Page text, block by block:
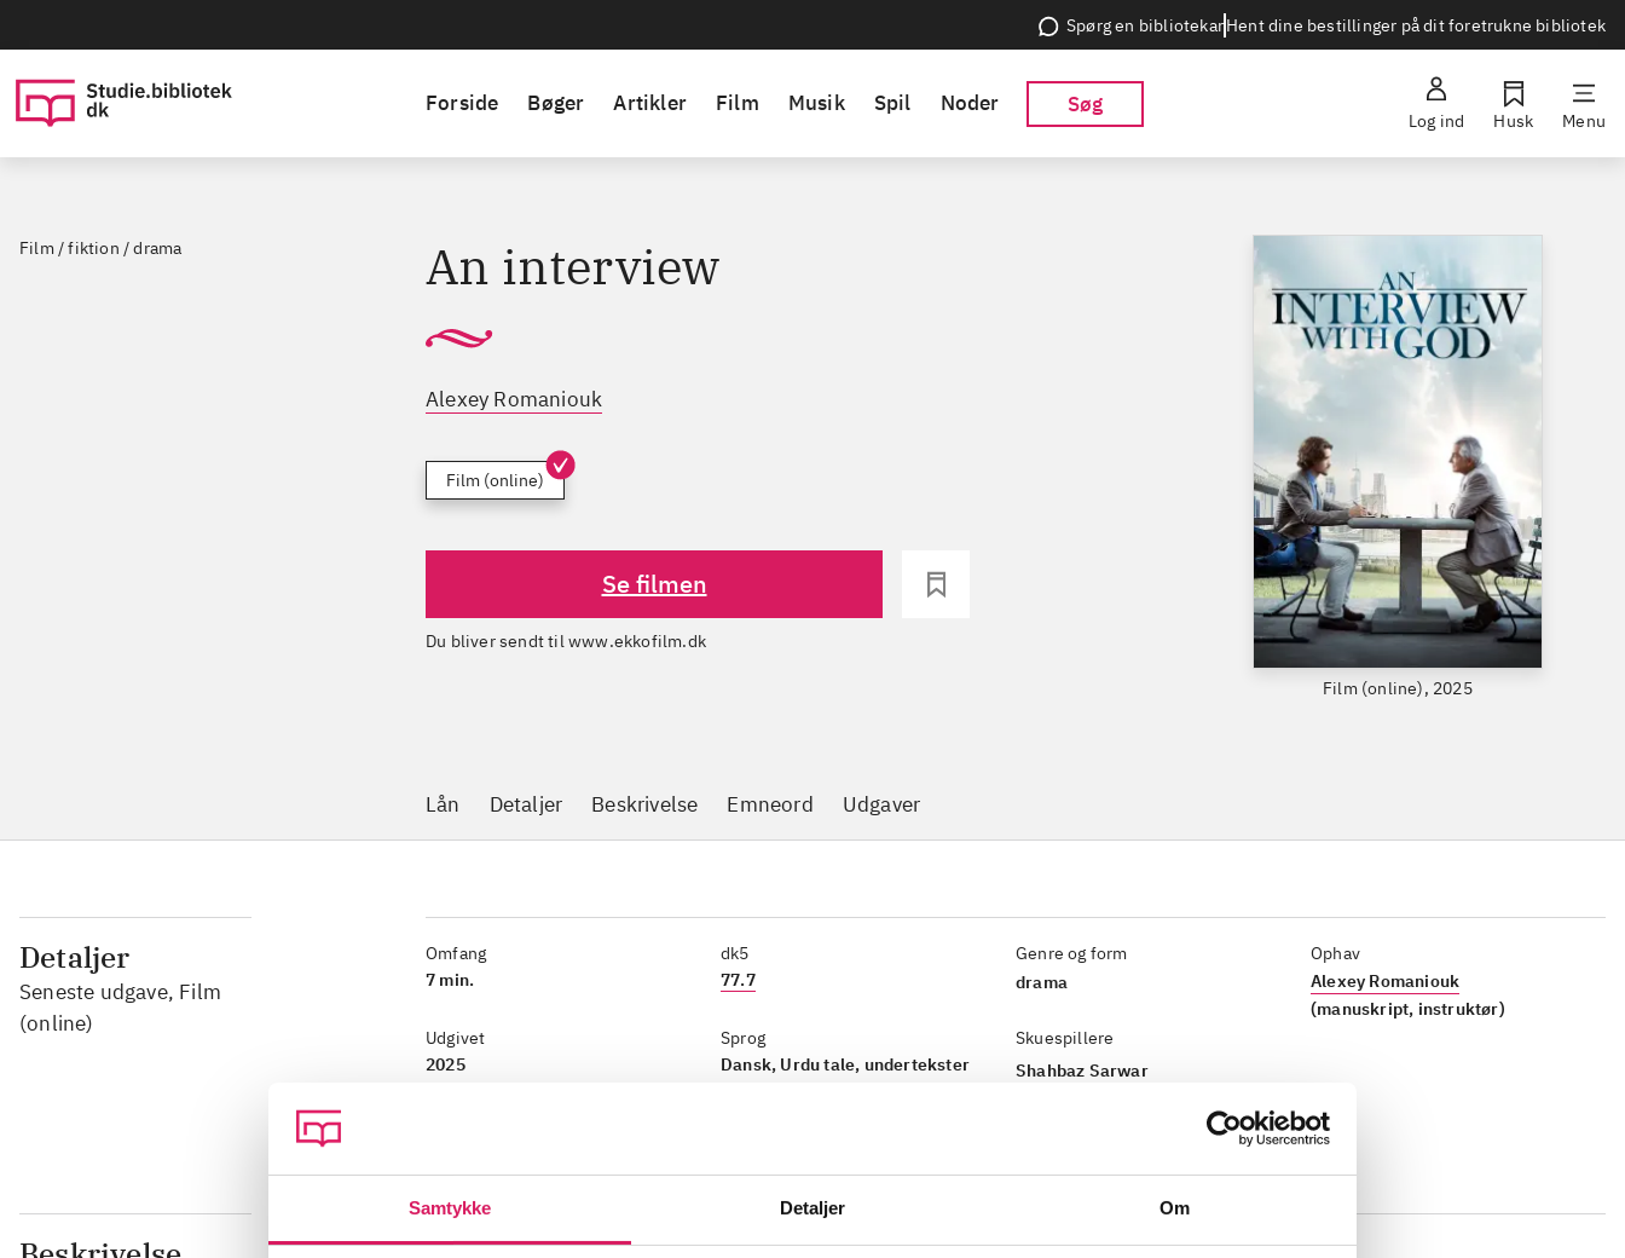
Samtykke Detaljer Om
Spørg en bibliotekarHent dine bestillinger på dit foretrukne bibliotek
Forside Bøger Artikler Film Musik Spil Noder Søg
Log ind Husk Menu
Film / fiktion / drama
Film (online), 2025
An interview
Alexey Romaniouk
Film (online)
Se filmen
Du bliver sendt til www.ekkofilm.dk
Lån Detaljer Beskrivelse Emneord Udgaver
Detaljer
Seneste udgave, Film
(online)
Omfang
7 min.
Udgivet
2025
dk5
77.7
Sprog
Dansk, Urdu tale, undertekster
Genre og form
drama
Skuespillere
Shahbaz Sarwar
Ophav
Alexey Romaniouk
(manuskript, instruktør)
En anspændt, men selvsikker Kamran møder til jobsamtalen. Forsigtigt undgår